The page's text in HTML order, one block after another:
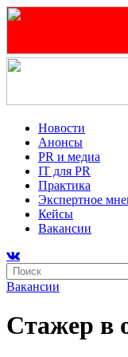
Новости
Анонсы
PR и медиа
IT для PR
Практика
Экспертное
Кейсы
Вакансии
Вакансии
Стажер в